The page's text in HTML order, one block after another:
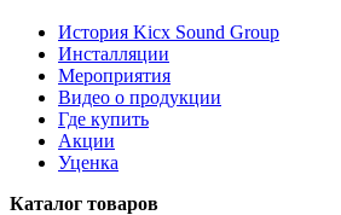
История Kicx Sound Group
Инсталляции
Мероприятия
Видео о продукции
Где купить
Акции
Уценка
Каталог товаров